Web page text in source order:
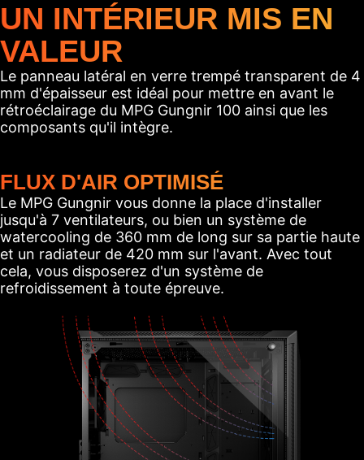
UN INTÉRIEUR MIS EN
VALEUR
Le panneau latéral en verre trempé transparent de 4
mm d'épaisseur est idéal pour mettre en avant le
rétroéclairage du MPG Gungnir 100 ainsi que les
composants qu'il intègre.
FLUX D'AIR OPTIMISÉ
Le MPG Gungnir vous donne la place d'installer
jusqu'à 7 ventilateurs, ou bien un système de
watercooling de 360 mm de long sur sa partie haute
et un radiateur de 420 mm sur l'avant. Avec tout
cela, vous disposerez d'un système de
refroidissement à toute épreuve.